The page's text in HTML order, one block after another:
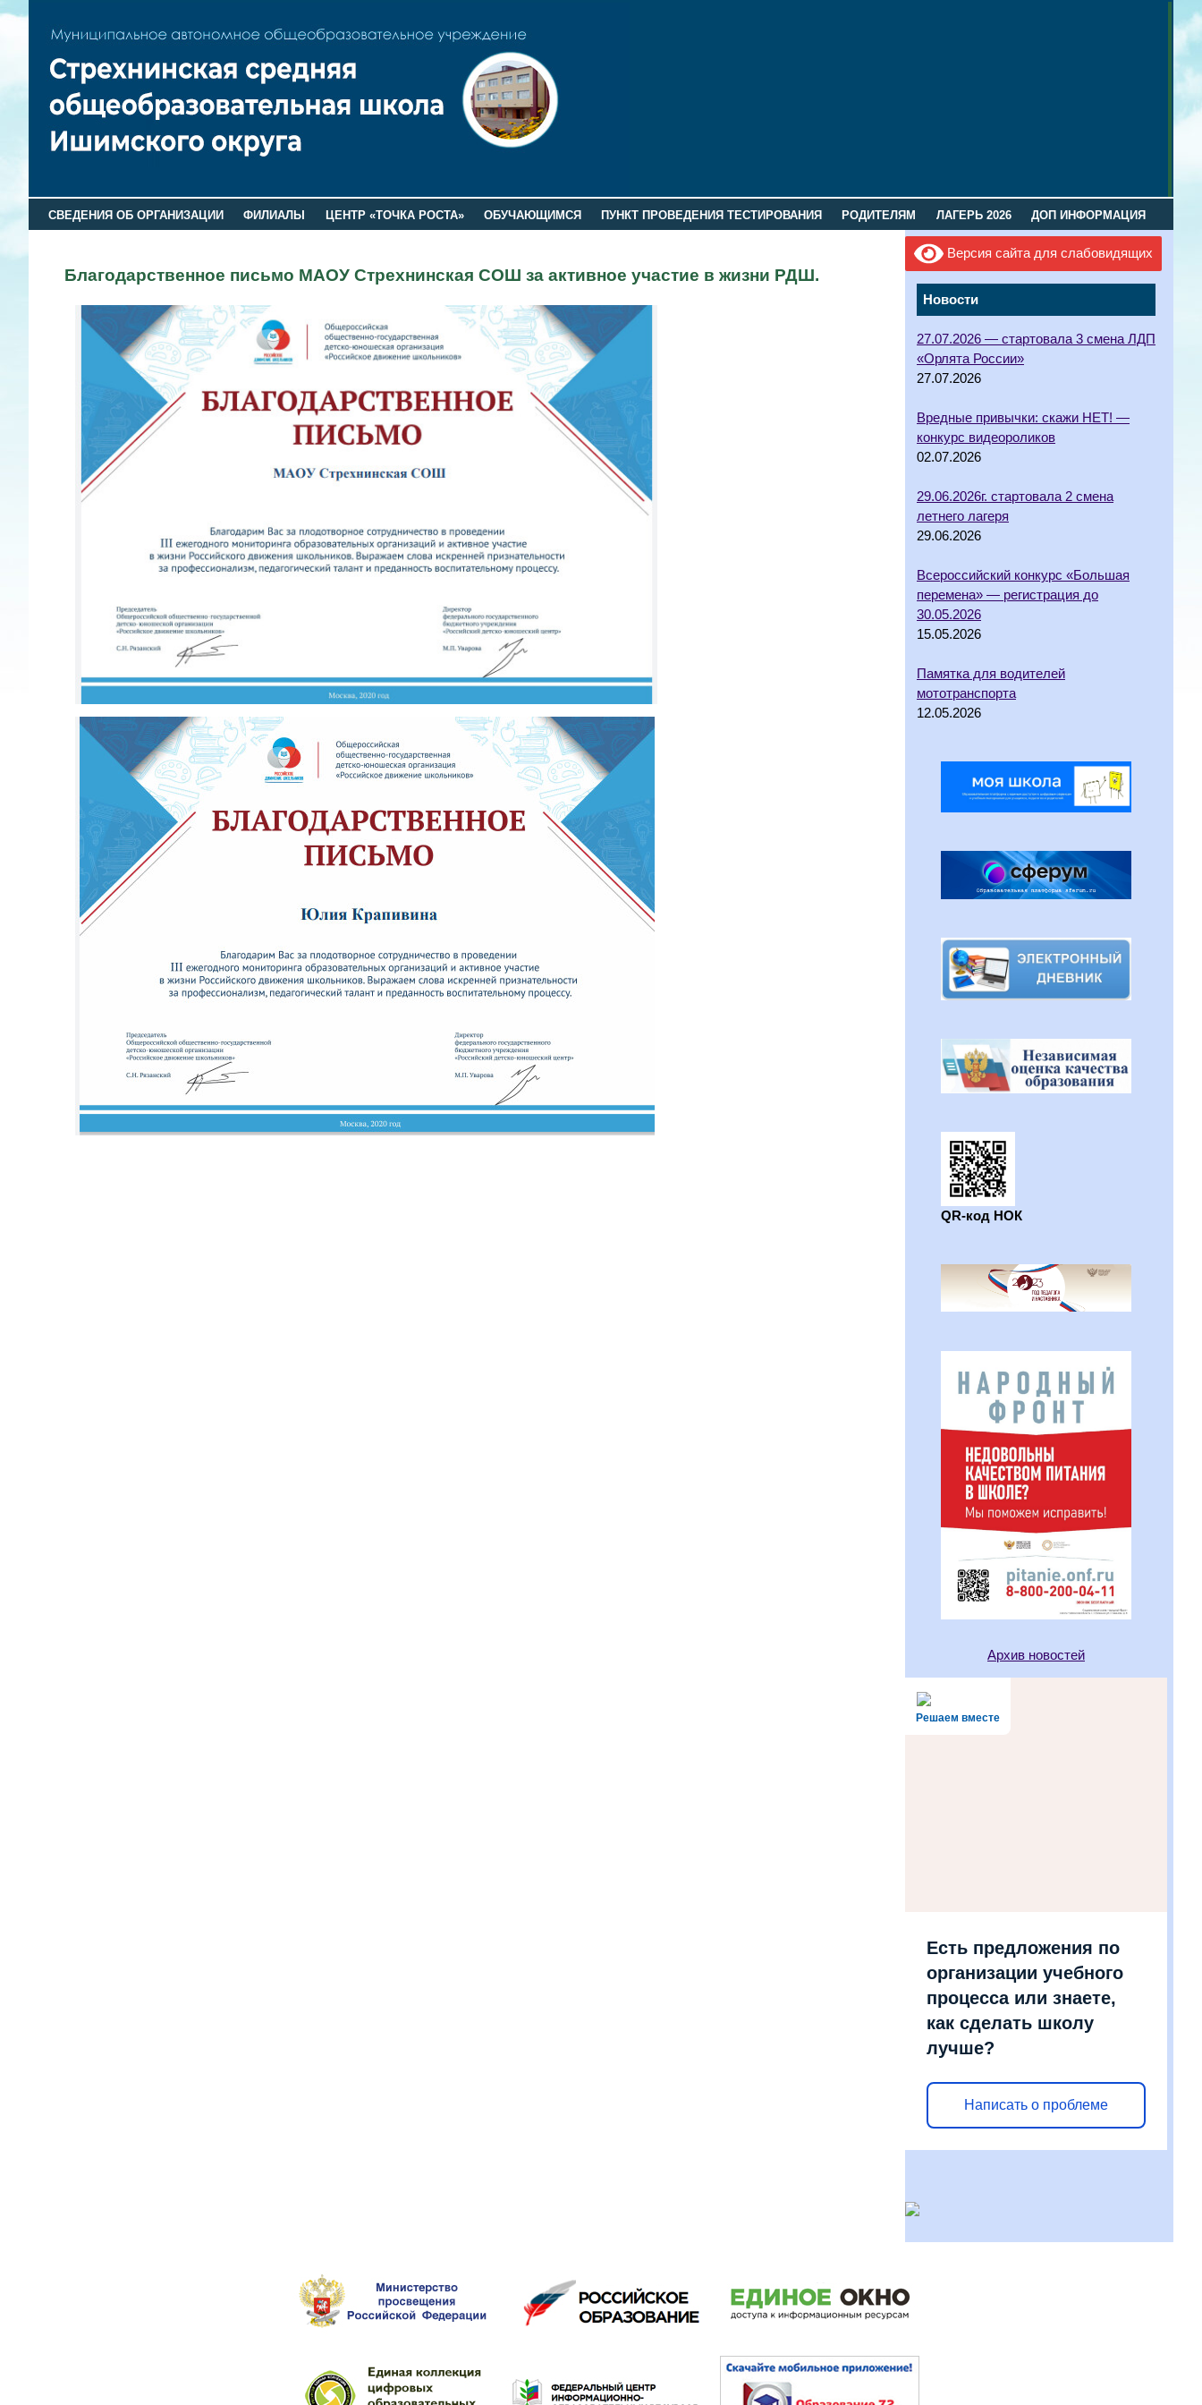
СВЕДЕНИЯ ОБ ОРГАНИЗАЦИИ ФИЛИАЛЫ ЦЕНТР «ТОЧКА РОСТА» ОБУЧАЮЩИМСЯ ПУНКТ ПРОВЕДЕНИЯ ТЕСТИРОВАНИЯ РОДИТЕЛЯМ ЛАГЕРЬ 2026 ДОП ИНФОРМАЦИЯ
Версия сайта для слабовидящих
Новости
27.07.2026 — стартовала 3 смена ЛДП
«Орлята России»
27.07.2026
Вредные привычки: скажи НЕТ! —
конкурс видеороликов
02.07.2026
29.06.2026г. стартовала 2 смена
летнего лагеря
29.06.2026
Всероссийский конкурс «Большая
перемена» — регистрация до
30.05.2026
15.05.2026
Памятка для водителей
мототранспорта
12.05.2026
QR-код НОК
Архив новостей
Решаем вместе
Есть предложения по
организации учебного
процесса или знаете,
как сделать школу
лучше?
Написать о проблеме
Благодарственное письмо МАОУ Стрехнинская СОШ за активное участие в жизни РДШ.